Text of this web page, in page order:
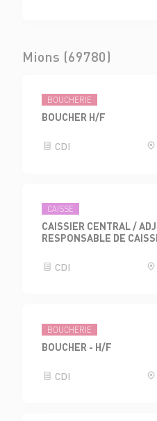
Mions (69780)
BOUCHERIE
BOUCHER H/F
CDI
CAISSE
CAISSIER CENTRAL /
RESPONSABLE DE
CDI
BOUCHERIE
BOUCHER - H/F
CDI